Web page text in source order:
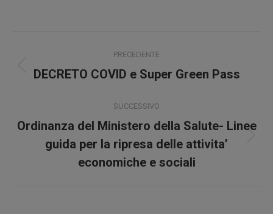
tra
post
PRECEDENTE
Post
DECRETO COVID e Super Green Pass
SUCCESSIVO
Prossimo
post:
Ordinanza del Ministero della Salute- Linee
guida per la ripresa delle attivita’
economiche e sociali